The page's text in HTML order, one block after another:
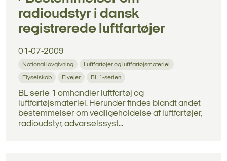
radioudstyr i dansk
registrerede luftfartøjer
01-07-2009
National lovgivning Luftfartøjer og luftfartøjsmateriel
Flyselskab Flyejer BL 1-serien
BL serie 1 omhandler luftfartøj og
luftfartøjsmateriel. Herunder findes blandt andet
bestemmelser om vedligeholdelse af luftfartøjer,
radioudstyr, advarselssyst...